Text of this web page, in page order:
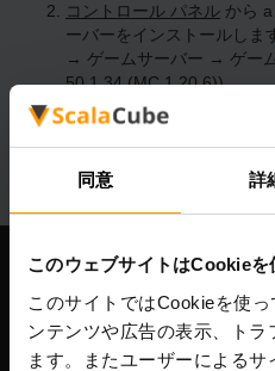
同意 詳
このウェブサイトはCookieを
このサイトではCookieを使
ンテンツや広告の表示、ト
ます。またユーザーによる
コントロール パネル から
ーバーをインストールし
→ ゲームサーバー → ゲー
50.1.34 (MC 1.20.6))
サーバー上で楽しくプレイ